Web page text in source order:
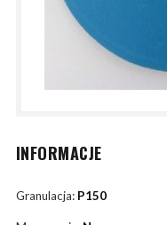
INFORMACJE
Granulacja: P150